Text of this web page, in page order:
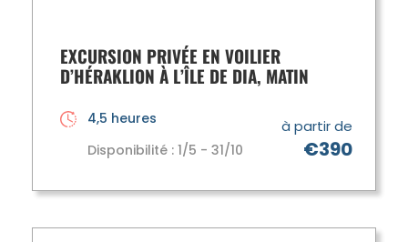
EXCURSION PRIVÉE EN VOILIER
D’HÉRAKLION À L’ÎLE DE DIA, MATIN
à partir de
€390
4,5 heures
Disponibilité : 1/5 - 31/10